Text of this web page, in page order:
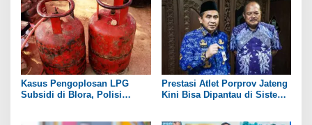
Kasus Pengoplosan LPG
Subsidi di Blora, Polisi
Prestasi Atlet Porprov Jateng
Kini Bisa Dipantau di Sistem